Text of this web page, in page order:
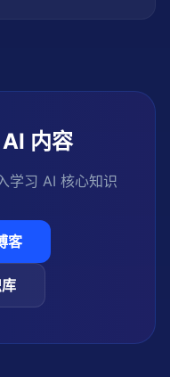
内容
学习 AI 核心知识
客